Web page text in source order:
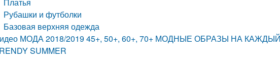
Рубашки и футболки
Базовая верхняя одежда
МОДА 2018/2019 45+, 50+, 60+, 70+ МОДНЫЕ ОБРАЗЫ НА КАЖДЫЙ
SUMMER